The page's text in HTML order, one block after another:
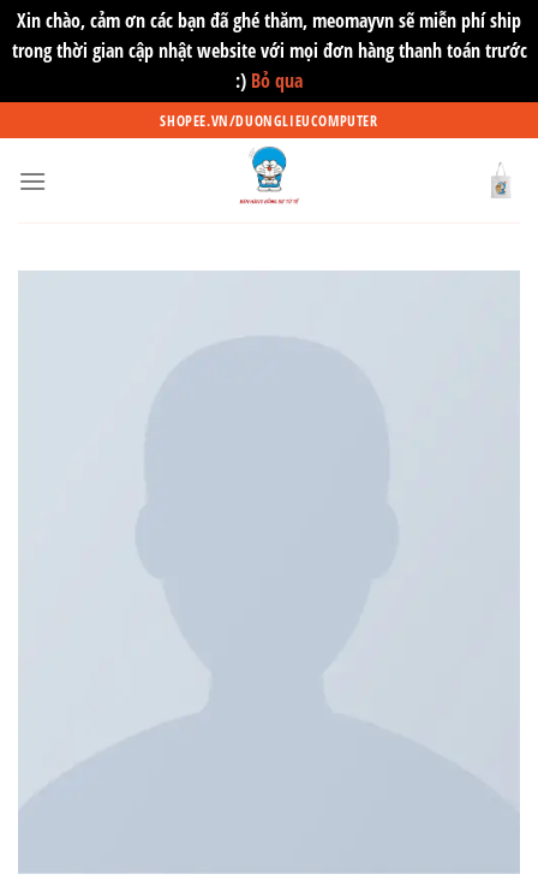
Xin chào, cảm ơn các bạn đã ghé thăm, meomayvn sẽ miễn phí ship
trong thời gian cập nhật website với mọi đơn hàng thanh toán trước
:) Bỏ qua
to
content
SHOPEE.VN/DUONGLIEUCOMPUTER